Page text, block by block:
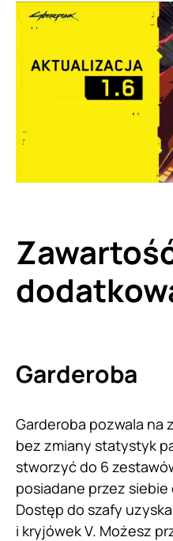
Garderoba
Garderoba pozwala na
bez zmiany statystyk
stworzyć do 6
posiadane przez
Dostęp do szafy
i kryjówek V. Możesz